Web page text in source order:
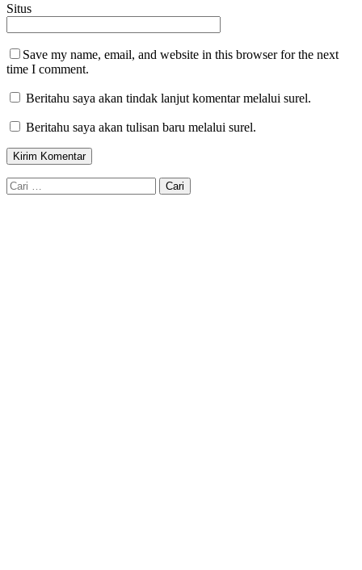
Situs
Save my name, email, and website in this browser for the next
time I comment.
Beritahu saya akan tindak lanjut komentar melalui surel.
Beritahu saya akan tulisan baru melalui surel.
Cari
untuk: